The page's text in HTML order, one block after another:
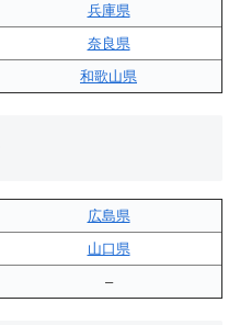
兵庫県
奈良県
和歌山県
広島県
山口県
–